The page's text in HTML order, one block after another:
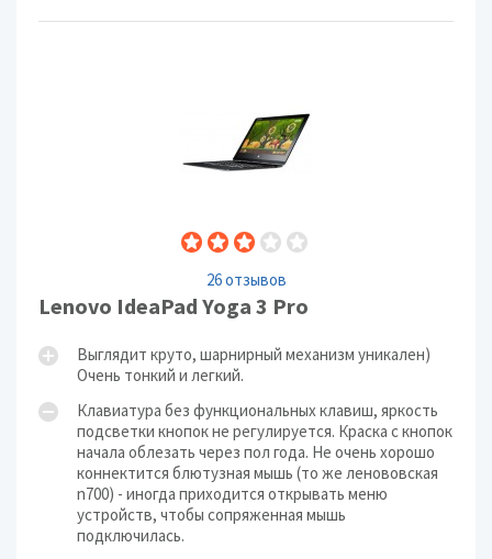
26 отзывов
Lenovo IdeaPad Yoga 3 Pro
Выглядит круто, шарнирный механизм уникален)
Очень тонкий и легкий.
Клавиатура без функциональных клавиш, яркость
подсветки кнопок не регулируется. Краска с кнопок
начала облезать через пол года. Не очень хорошо
коннектится блютузная мышь (то же ленововская
n700) - иногда приходится открывать меню
устройств, чтобы сопряженная мышь
подключилась.